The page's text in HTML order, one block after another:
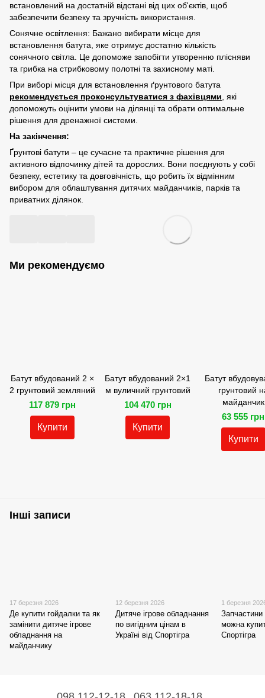
встановлений на достатній відстані від цих об'єктів, щоб
забезпечити безпеку та зручність використання.
Сонячне освітлення: Бажано вибирати місце для
встановлення батута, яке отримує достатню кількість
сонячного світла. Це допоможе запобігти утворенню плісняви ​​
та грибка на стрибковому полотні та захисному маті.
При виборі місця для встановлення ґрунтового батута
рекомендується проконсультуватися з фахівцями, які
допоможуть оцінити умови на ділянці та обрати оптимальне
рішення для дренажної системи.
На закінчення:
Ґрунтові батути – це сучасне та практичне рішення для
активного відпочинку дітей та дорослих. Вони поєднують у собі
безпеку, естетику та довговічність, що робить їх відмінним
вибором для облаштування дитячих майданчиків, парків та
приватних ділянок.
Ми рекомендуємо
Батут вбудований 2 ×
2 грунтовий земляний
117 879 грн
Купити
Батут вбудований 2×1
м вуличний грунтовий
104 470 грн
Купити
Батут
грунтовий
майданчик
63 555 грн
Купити
Інші записи
17 березня 2026
Де купити гойдалки та як
замінити дитяче ігрове
обладнання на
майданчику
12 березня 2026
Дитяче ігрове обладнання
по вигідним цінам в
Україні від Спортігра
1 березня
можна
Спортігра